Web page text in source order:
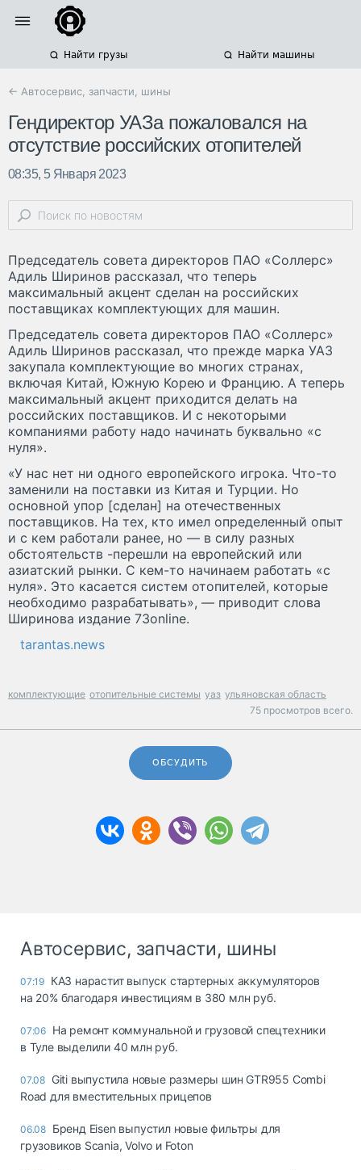
Найти грузы Найти машины
← Автосервис, запчасти, шины
Гендиректор УАЗа пожаловался на
отсутствие российских отопителей
08:35, 5 Января 2023
Председатель совета директоров ПАО «Соллерс»
Адиль Ширинов рассказал, что теперь
максимальный акцент сделан на российских
поставщиках комплектующих для машин.
Председатель совета директоров ПАО «Соллерс»
Адиль Ширинов рассказал, что прежде марка УАЗ
закупала комплектующие во многих странах,
включая Китай, Южную Корею и Францию. А теперь
максимальный акцент приходится делать на
российских поставщиков. И с некоторыми
компаниями работу надо начинать буквально «с
нуля».
«У нас нет ни одного европейского игрока. Что-то
заменили на поставки из Китая и Турции. Но
основной упор [сделан] на отечественных
поставщиков. На тех, кто имел определенный опыт
и с кем работали ранее, но — в силу разных
обстоятельств -перешли на европейский или
азиатский рынки. С кем-то начинаем работать «с
нуля». Это касается систем отопителей, которые
необходимо разрабатывать», — приводит слова
Ширинова издание 73online.
tarantas.news
комплектующие отопительные системы уаз ульяновская область
75 просмотров всего.
ОБСУДИТЬ
Автосервис, запчасти, шины
07:19 КАЗ нарастит выпуск стартерных аккумуляторов
на 20% благодаря инвестициям в 380 млн руб.
07:06 На ремонт коммунальной и грузовой спецтехники
в Туле выделили 40 млн руб.
07.08 Giti выпустила новые размеры шин GTR955 Combi
Road для вместительных прицепов
06.08 Бренд Eisen выпустил новые фильтры для
грузовиков Scania, Volvo и Foton